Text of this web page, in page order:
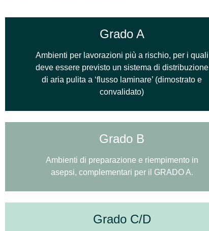
Grado A
Ambienti per lavorazioni più a rischio, per i quali
deve essere previsto un sistema di distribuzione
di aria pulita a ‘flusso laminare’ (dimostrato e
convalidato)
Grado B
Ambienti di preparazione e riempimento in
asepsi, complementari per il GRADO A.
Grado C/D